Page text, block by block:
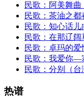
民歌：阿美舞曲
民歌：茶油之都
民歌：知心话儿
民歌：在那辽
民歌：卓玛的爱
民歌：我爱你—
民歌：分别（台
热谱